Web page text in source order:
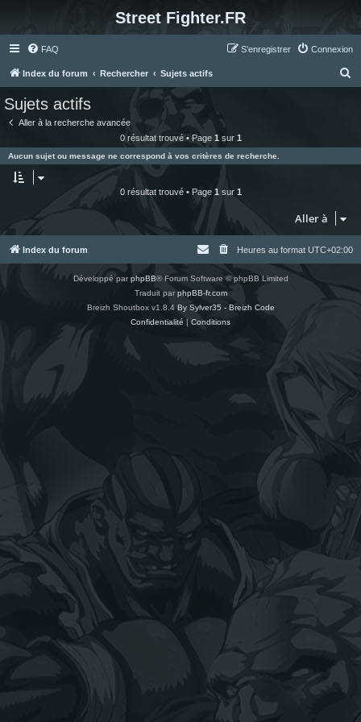
Street Fighter.FR
FAQ Connexion
S’enregistrer
Index du forum Rechercher Sujets actifs
e
r
Sujets actifs
Aller à la recherche avancée
0 résultat trouvé • Page 1 sur 1
Aucun sujet ou message ne correspond à vos critères de recherche.
0 résultat trouvé • Page 1 sur 1
Aller à
Index du forum Heures au format UTC+02:00
Développé parphpBB® Forum Software © phpBB Limited
Traduit parphpBB-fr.com
Breizh Shoutbox v1.8.4 By Sylver35 - Breizh Code
Confidentialité | Conditions